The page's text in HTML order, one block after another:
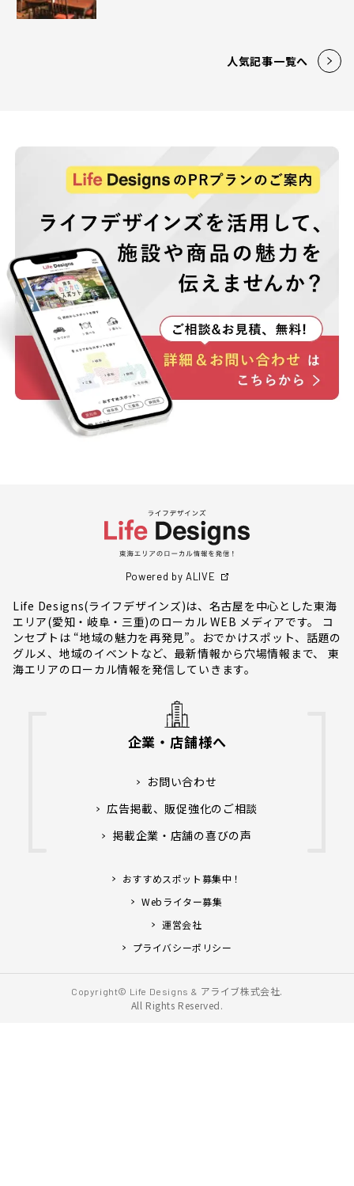
人気記事一覧へ
Powered by ALIVE
Life Designs(ライフデザインズ)は、名古屋を中心とした東海
エリア(愛知・岐阜・三重)のローカル WEB メディアです。 コ
ンセプトは “地域の魅力を再発見”。おでかけスポット、話題の
グルメ、地域のイベントなど、最新情報から穴場情報まで、 東
海エリアのローカル情報を発信していきます。
企業・店舗様へ
お問い合わせ
広告掲載、販促強化のご相談
掲載企業・店舗の喜びの声
おすすめスポット募集中！
Webライター募集
運営会社
プライバシーポリシー
Copyright© Life Designs & アライブ株式会社.
All Rights Reserved.